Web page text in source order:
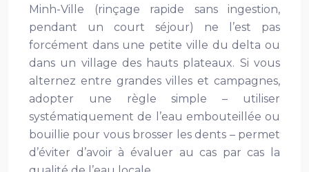
Minh-Ville (rinçage rapide sans ingestion,
pendant un court séjour) ne l’est pas
forcément dans une petite ville du delta ou
dans un village des hauts plateaux. Si vous
alternez entre grandes villes et campagnes,
adopter une règle simple – utiliser
systématiquement de l’eau embouteillée ou
bouillie pour vous brosser les dents – permet
d’éviter d’avoir à évaluer au cas par cas la